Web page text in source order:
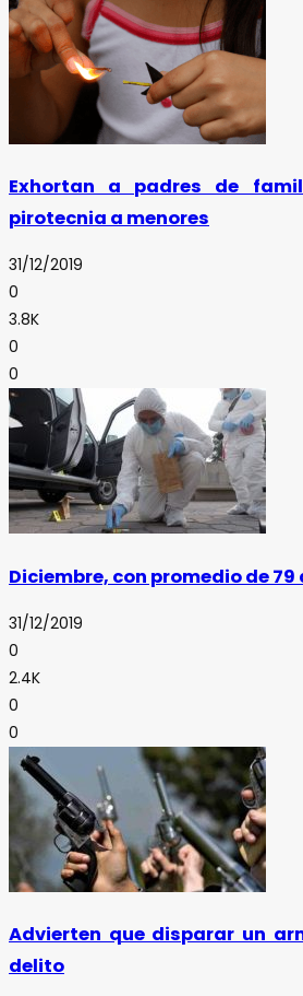
Exhortan a padres de
pirotecnia a menores
31/12/2019
0
3.8K
0
0
Diciembre, con promedio de
31/12/2019
0
2.4K
0
0
Advierten que disparar un
delito